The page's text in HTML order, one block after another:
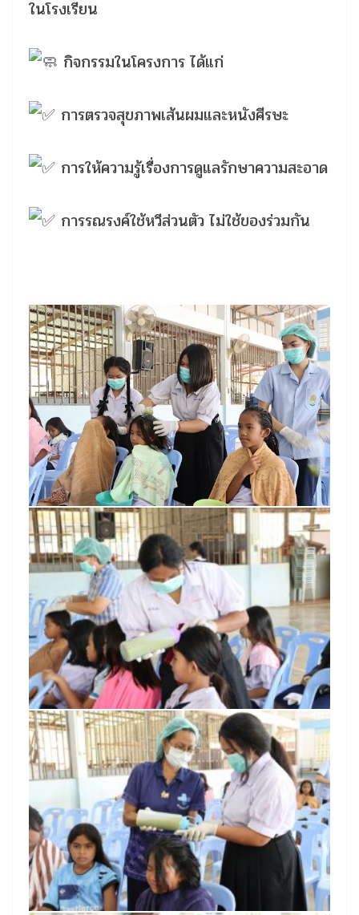
ในโรงเรียน
กิจกรรมในโครงการ ได้แก่
การตรวจสุขภาพเส้นผมและหนังศีรษะ
การให้ความรู้เรื่องการดูแลรักษาความสะอาด
การรณรงค์ใช้หวีส่วนตัว ไม่ใช้ของร่วมกัน